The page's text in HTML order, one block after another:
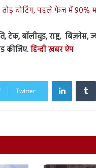
तोड़ वोटिंग, पहले फेज में 90%
टेक, बॉलीवुड, राष्ट्र,
कीजिए.हिन्दी ख़बर ऐप
Twitter
LinkedIn